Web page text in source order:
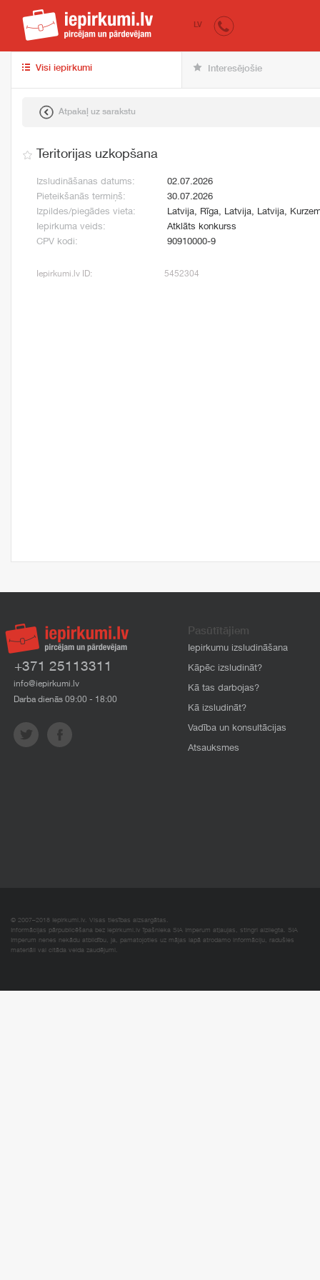
iepirkumi.lv
LV
Visi iepirkumi Interesējošie
Atpakaļ uz sarakstu
Teritorijas uzkopšana
Izsludināšanas datums:
02.07.2026
Pieteikšanās termiņš:
30.07.2026
Izpildes/piegādes vieta:
Latvija, Rīga, Latvija, Latvija,
Iepirkuma veids:
Atklāts konkurss
CPV kodi:
90910000-9
Iepirkumi.lv ID: 5452304
+371 25113311
info@iepirkumi.lv
Darba dienās 09:00 - 18:00
Pasūtītājiem
Iepirkumu izsludināšana
Kāpēc izsludināt?
Kā tas darbojas?
Kā izsludināt?
Vadība un konsultācijas
Atsauksmes
© 2007–2018 Iepirkumi.lv. Visas tiesības aizsargātas.
Informācijas pārpublicēšana bez iepirkumi.lv īpašnieka SIA Imperum atļaujas, stingri aizliegta. SIA
Imperum nenes nekādu atbildību, ja, pamatojoties uz mājas lapā atrodamo informāciju, radušies
materiāli vai citāda veida zaudējumi.